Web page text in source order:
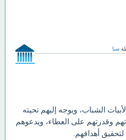
صبا
الشباب، ويوجه إليهم تحيته
وقدرتهم على العطاء، ويدعوهم
أهدافهم.